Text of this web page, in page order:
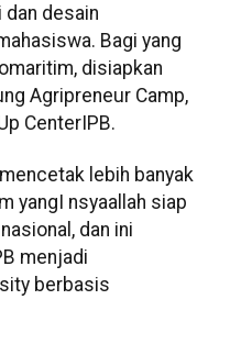
desain
Bagi yang
disiapkan
Agripreneur Camp,
CenterIPB.
lebih banyak
yangI nsyaallah siap
dan ini
menjadi
berbasis